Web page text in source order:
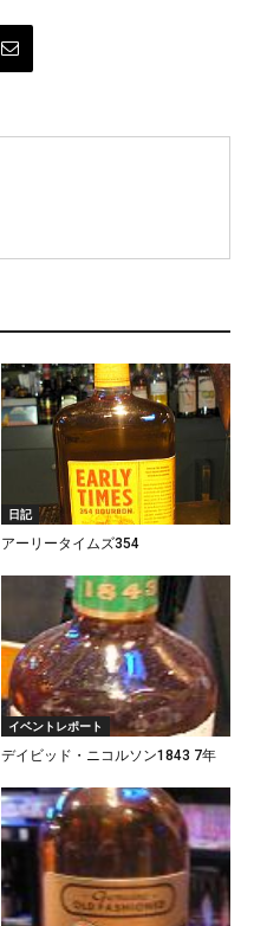
日記
アーリータイムズ354
イベントレポート
デイビッド・ニコルソン1843 7年